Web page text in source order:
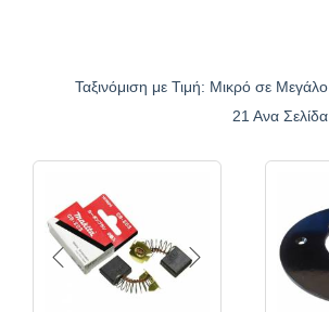
Ταξινόμιση με Τιμή: Μικρό σε Μεγάλο
21 Ανα Σελίδα